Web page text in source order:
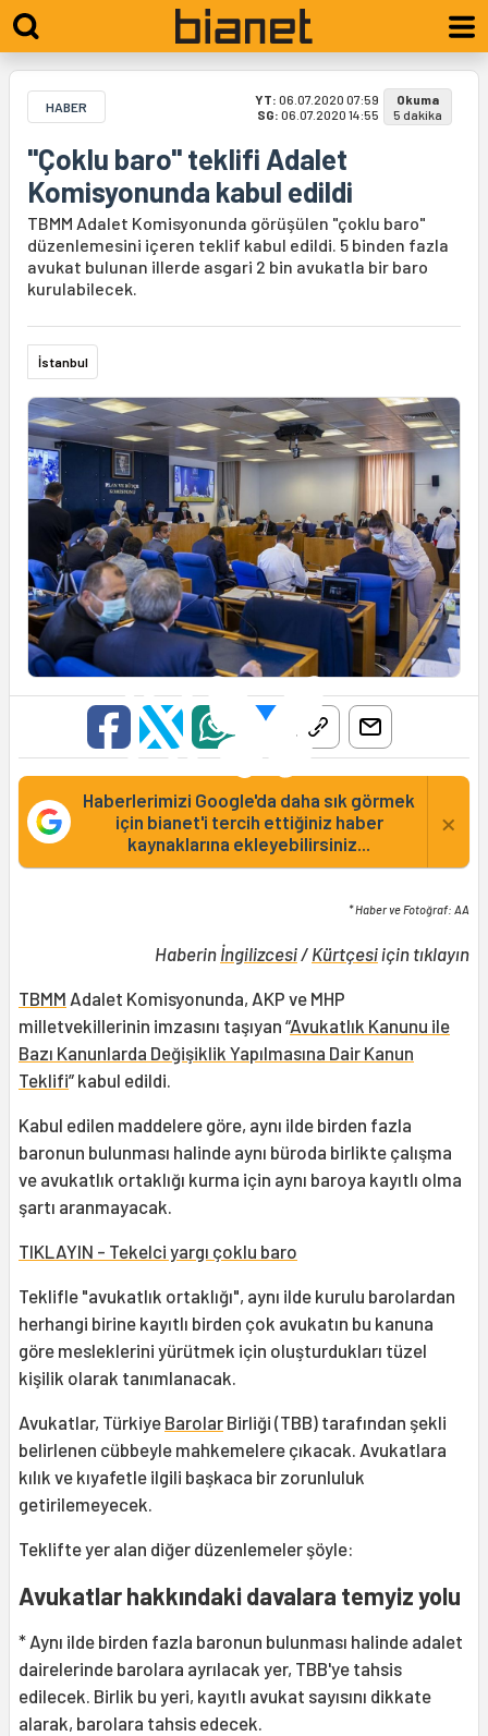
HABER YT: 06.07.2020 07:59
SG: 06.07.2020 14:55
Okuma
5 dakika
"Çoklu baro" teklifi Adalet
Komisyonunda kabul edildi
TBMM Adalet Komisyonunda görüşülen "çoklu baro"
düzenlemesini içeren teklif kabul edildi. 5 binden fazla
avukat bulunan illerde asgari 2 bin avukatla bir baro
kurulabilecek.
İstanbul
Haberlerimizi Google'da daha sık görmek
için bianet'i tercih ettiğiniz haber
kaynaklarına ekleyebilirsiniz...
×
* Haber ve Fotoğraf: AA
Haberin İngilizcesi/ Kürtçesiiçin tıklayın
TBMM Adalet Komisyonunda, AKP ve MHP
milletvekillerinin imzasını taşıyan “Avukatlık Kanunu ile
Bazı Kanunlarda Değişiklik Yapılmasına Dair Kanun
Teklifi” kabul edildi.
Kabul edilen maddelere göre, aynı ilde birden fazla
baronun bulunması halinde aynı büroda birlikte çalışma
ve avukatlık ortaklığı kurma için aynı baroya kayıtlı olma
şartı aranmayacak.
TIKLAYIN - Tekelci yargı çoklu baro
Teklifle "avukatlık ortaklığı", aynı ilde kurulu barolardan
herhangi birine kayıtlı birden çok avukatın bu kanuna
göre mesleklerini yürütmek için oluşturdukları tüzel
kişilik olarak tanımlanacak.
Avukatlar, Türkiye Barolar Birliği (TBB) tarafından şekli
belirlenen cübbeyle mahkemelere çıkacak. Avukatlara
kılık ve kıyafetle ilgili başkaca bir zorunluluk
getirilemeyecek.
Teklifte yer alan diğer düzenlemeler şöyle:
Avukatlar hakkındaki davalara temyiz yolu
* Aynı ilde birden fazla baronun bulunması halinde adalet
dairelerinde barolara ayrılacak yer, TBB'ye tahsis
edilecek. Birlik bu yeri, kayıtlı avukat sayısını dikkate
alarak, barolara tahsis edecek.